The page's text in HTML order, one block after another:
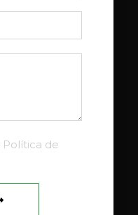
Política de